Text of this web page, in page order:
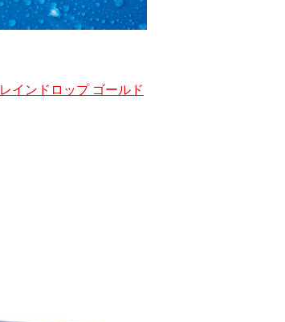
レインドロップ ゴールド